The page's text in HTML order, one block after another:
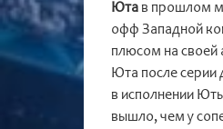
Юта в прошлом
офф Западной
плюсом на своей
Юта после серии
в исполнении
вышло, чем у